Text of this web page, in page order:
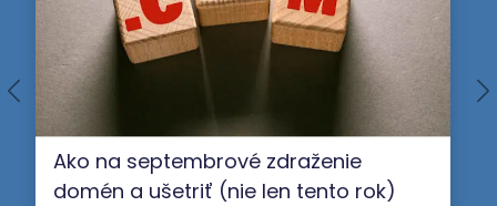
Ako na septembrové zdraženie
domén a ušetriť (nie len tento rok)